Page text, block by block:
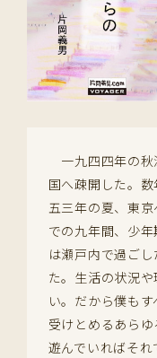
一九四四年の秋
国へ疎開した。
五三年の夏、東
での九年間、少
は瀬戸内で過ご
た。生活の状況
い。だから僕もす
受けとめるあら
遊んでいればそ